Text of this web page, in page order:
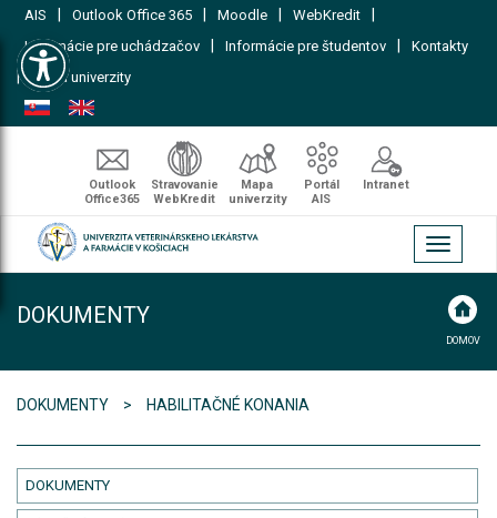
Open toolbar
AIS Outlook Office 365 Moodle WebKredit
Informácie pre uchádzačov Informácie pre študentov Kontakty
| Mapa univerzity
Outlook
Office365
Stravovanie
WebKredit
Mapa
univerzity
Portál
AIS
Intranet
Toggle
DOKUMENTY
DOMOV
DOKUMENTY HABILITAČNÉ KONANIA
DOKUMENTY